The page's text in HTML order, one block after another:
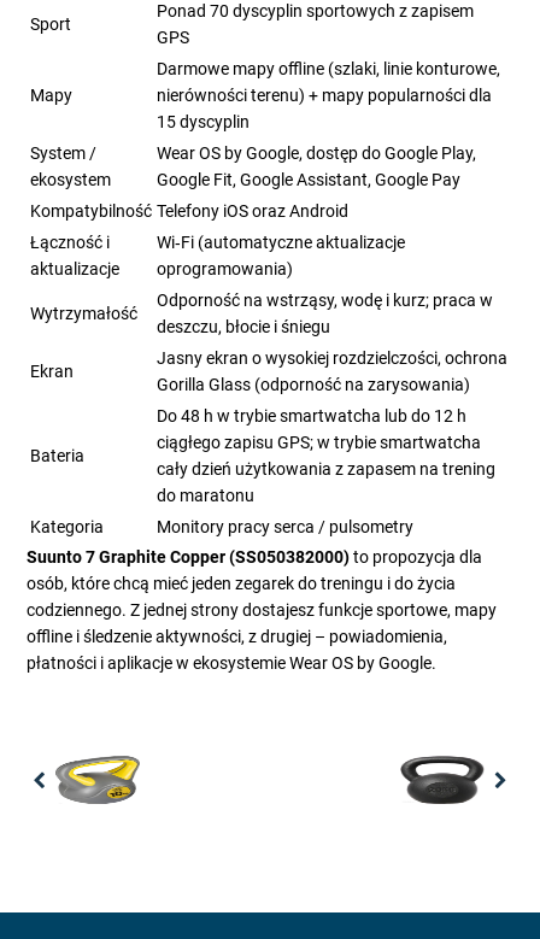
Sport
Ponad 70 dyscyplin sportowych z zapisem
GPS
Mapy
Darmowe mapy offline (szlaki, linie konturowe,
nierówności terenu) + mapy popularności dla
15 dyscyplin
System /
ekosystem
Wear OS by Google, dostęp do Google Play,
Google Fit, Google Assistant, Google Pay
Kompatybilność Telefony iOS oraz Android
Łączność i
aktualizacje
Wi‑Fi (automatyczne aktualizacje
oprogramowania)
Wytrzymałość
Odporność na wstrząsy, wodę i kurz; praca w
deszczu, błocie i śniegu
Ekran
Jasny ekran o wysokiej rozdzielczości, ochrona
Gorilla Glass (odporność na zarysowania)
Bateria
Do 48 h w trybie smartwatcha lub do 12 h
ciągłego zapisu GPS; w trybie smartwatcha
cały dzień użytkowania z zapasem na trening
do maratonu
Kategoria
Monitory pracy serca / pulsometry
Suunto 7 Graphite Copper (SS050382000)to propozycja dla
osób, które chcą mieć jeden zegarek do treningu i do życia
codziennego. Z jednej strony dostajesz funkcje sportowe, mapy
offline i śledzenie aktywności, z drugiej – powiadomienia,
płatności i aplikacje w ekosystemie Wear OS by Google.